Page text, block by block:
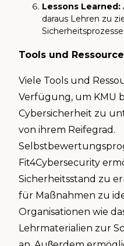
Lessons Learned:
daraus Lehren zu
Tools und
Viele Tools und
Verfügung, um KMU
Cybersicherheit zu
von ihrem Reifegrad.
Fit4Cybersecurity
Sicherheitsstand zu
für Maßnahmen zu
Organisationen wie
Lehrmaterialien zur